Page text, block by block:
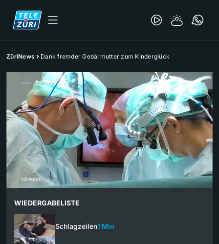
ZüriNews Dank fremder Gebärmutter zum Kinderglück
WIEDERGABELISTE
Schlagzeilen1 Min